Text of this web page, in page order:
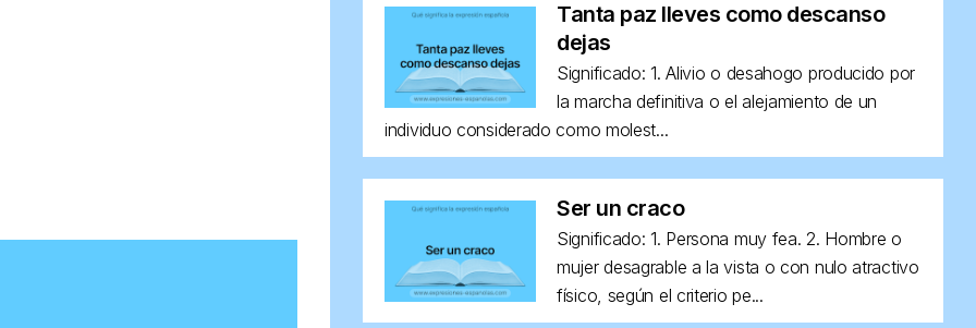
Tanta paz lleves como descanso
dejas
Significado: 1. Alivio o desahogo producido por
la marcha definitiva o el alejamiento de un
individuo considerado como molest...
Ser un craco
Significado: 1. Persona muy fea. 2. Hombre o
mujer desagrable a la vista o con nulo atractivo
físico, según el criterio pe...